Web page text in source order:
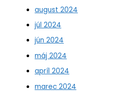
august 2024
júl 2024
jún 2024
máj 2024
apríl 2024
marec 2024